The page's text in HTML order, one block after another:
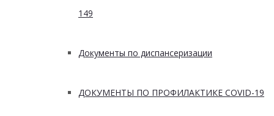
149
Документы по диспансеризации
ДОКУМЕНТЫ ПО ПРОФИЛАКТИКЕ COVID-19